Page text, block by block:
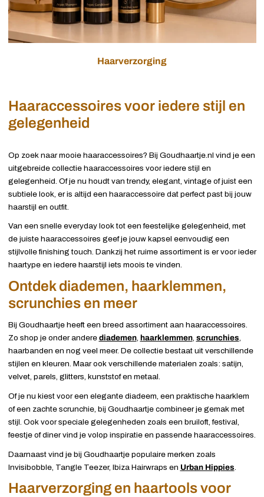
Haarverzorging
Haaraccessoires voor iedere stijl en
gelegenheid
Op zoek naar mooie haaraccessoires? Bij Goudhaartje.nl vind je een
uitgebreide collectie haaraccessoires voor iedere stijl en
gelegenheid. Of je nu houdt van trendy, elegant, vintage of juist een
subtiele look, er is altijd een haaraccessoire dat perfect past bij jouw
haarstijl en outfit.
Van een snelle everyday look tot een feestelijke gelegenheid, met
de juiste haaraccessoires geef je jouw kapsel eenvoudig een
stijlvolle finishing touch. Dankzij het ruime assortiment is er voor ieder
haartype en iedere haarstijl iets moois te vinden.
Ontdek diademen, haarklemmen,
scrunchies en meer
Bij Goudhaartje heeft een breed assortiment aan haaraccessoires.
Zo shop je onder andere diademen, haarklemmen, scrunchies,
haarbanden en nog veel meer. De collectie bestaat uit verschillende
stijlen en kleuren. Maar ook verschillende materialen zoals: satijn,
velvet, parels, glitters, kunststof en metaal.
Of je nu kiest voor een elegante diadeem, een praktische haarklem
of een zachte scrunchie, bij Goudhaartje combineer je gemak met
stijl. Ook voor speciale gelegenheden zoals een bruiloft, festival,
feestje of diner vind je volop inspiratie en passende haaraccessoires.
Daarnaast vind je bij Goudhaartje populaire merken zoals
Invisibobble, Tangle Teezer, Ibiza Hairwraps en Urban Hippies
Haarverzorging en haartools voor